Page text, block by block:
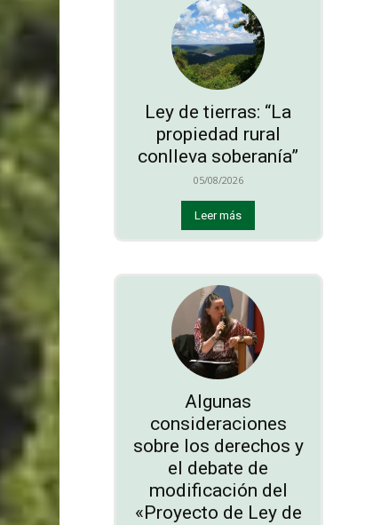
Ley de tierras: “La
propiedad rural
conlleva soberanía”
05/08/2026
Leer más
Algunas
consideraciones
sobre los derechos y
el debate de
modificación del
«Proyecto de Ley de